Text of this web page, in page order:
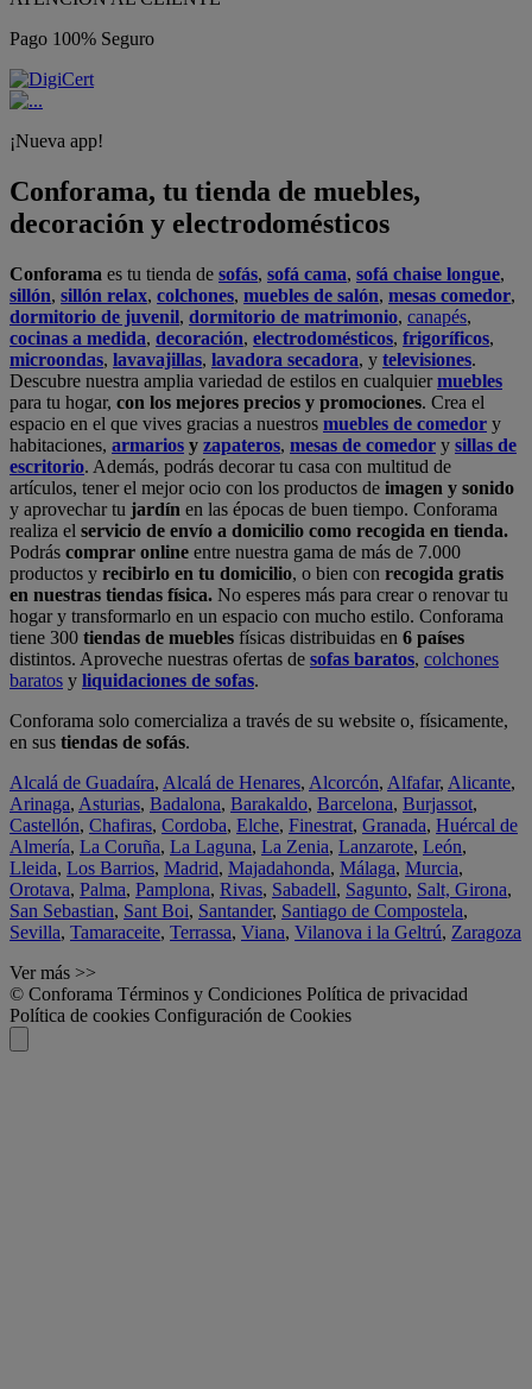
Pago 100% Seguro
¡Nueva app!
Conforama, tu tienda de muebles,
decoración y electrodomésticos
Conforama es tu tienda de sofás, sofá cama, sofá chaise longue,
sillón, sillón relax, colchones, muebles de salón, mesas comedor,
dormitorio de juvenil, dormitorio de matrimonio, canapés,
cocinas a medida, decoración, electrodomésticos, frigoríficos,
microondas, lavavajillas, lavadora secadora, y televisiones.
Descubre nuestra amplia variedad de estilos en cualquiermuebles
para tu hogar, con los mejores precios y promociones. Crea el
espacio en el que vives gracias a nuestros muebles de comedor y
habitaciones, armarios y zapateros, mesas de comedor y sillas de
escritorio. Además, podrás decorar tu casa con multitud de
artículos, tener el mejor ocio con los productos de imagen y sonido
y aprovechar tu jardín en las épocas de buen tiempo. Conforama
realiza el servicio de envío a domicilio como recogida en tienda.
Podrás comprar online entre nuestra gama de más de 7.000
productos y recibirlo en tu domicilio, o bien con recogida gratis
en nuestras tiendas física. No esperes más para crear o renovar tu
hogar y transformarlo en un espacio con mucho estilo. Conforama
tiene 300 tiendas de muebles físicas distribuidas en 6 países
distintos. Aproveche nuestras ofertas de sofas baratos, colchones
baratos y liquidaciones de sofas.
Conforama solo comercializa a través de su website o, físicamente,
en sus tiendas de sofás.
Alcalá de Guadaíra, Alcalá de Henares, Alcorcón, Alfafar, Alicante,
Arinaga, Asturias, Badalona, Barakaldo, Barcelona, Burjassot,
Castellón, Chafiras, Cordoba, Elche, Finestrat, Granada, Huércal de
Almería, La Coruña, La Laguna, La Zenia, Lanzarote, León,
Lleida, Los Barrios, Madrid, Majadahonda, Málaga, Murcia,
Orotava, Palma, Pamplona, Rivas, Sabadell, Sagunto, Salt, Girona,
San Sebastian, Sant Boi, Santander, Santiago de Compostela,
Sevilla, Tamaraceite, Terrassa, Viana, Vilanova i la Geltrú, Zaragoza
Ver más >>
© Conforama Términos y Condiciones Política de privacidad
Política de cookies Configuración de Cookies